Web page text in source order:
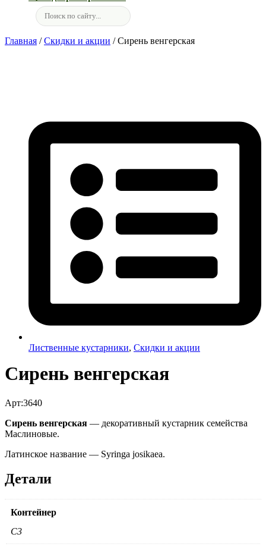
Главная /Скидки и акции / Сирень венгерская
Лиственные кустарники, Скидки и акции
Сирень венгерская
Арт:3640
Сирень венгерская — декоративный кустарник семейства
Маслиновые.
Латинское название — Syringa josikaea.
Детали
Контейнер
C3